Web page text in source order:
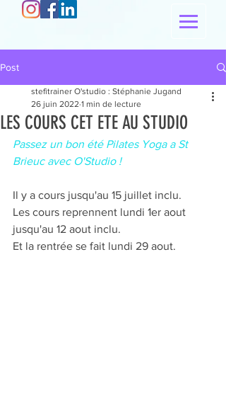
Post
LES COURS CET ETE AU STUDIO
stefitrainer O'studio : Stéphanie Jugand
26 juin 2022 1 min de lecture
Passez un bon été Pilates Yoga a St
Brieuc avec O'Studio !
Il y a cours jusqu'au 15 juillet inclu.
Les cours reprennent lundi 1er aout
jusqu'au 12 aout inclu.
Et la rentrée se fait lundi 29 aout.